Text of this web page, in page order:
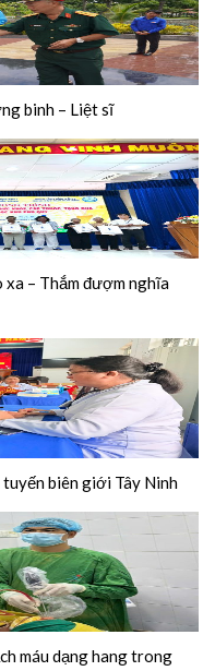
binh – Liệt sĩ
xa – Thắm đượm nghĩa
tuyến biên giới Tây Ninh
máu dạng hang trong